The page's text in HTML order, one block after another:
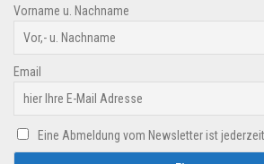
Vorname u. Nachname
Email
Eine Abmeldung vom Newsletter ist